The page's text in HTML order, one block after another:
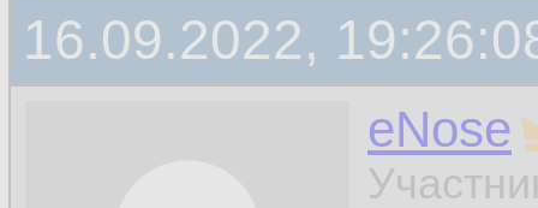
16.09.2022,
eNose